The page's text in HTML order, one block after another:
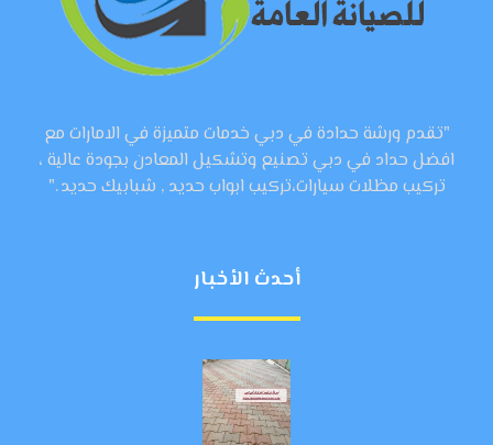
"تقدم ورشة حدادة في دبي خدمات متميزة في الامارات مع
افضل حداد في دبي تصنيع وتشكيل المعادن بجودة عالية ،
تركيب مظلات سيارات،تركيب ابواب حديد , شبابيك حديد ."
أحدث الأخبار